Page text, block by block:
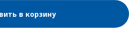
в корзину